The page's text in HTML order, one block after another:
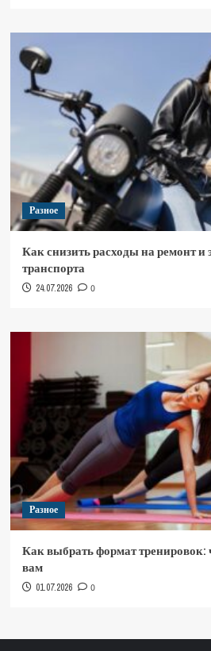
Разное
Как снизить расходы на ремонт и
транспорта
24.07.2026 0
Разное
Как выбрать формат тренировок:
вам
01.07.2026 0